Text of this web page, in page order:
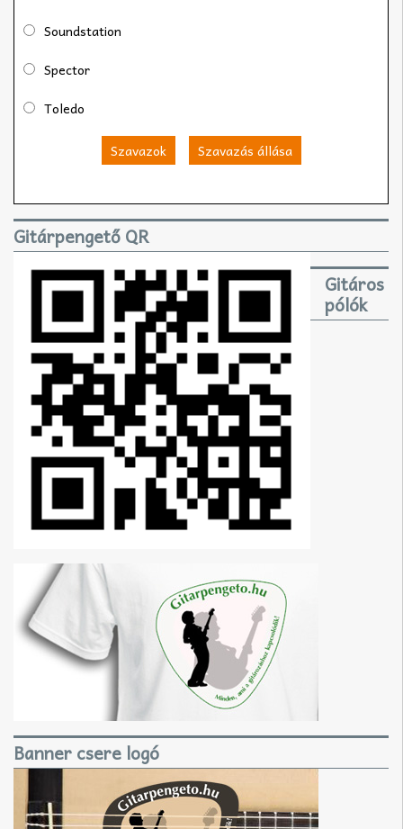
Soundstation
Spector
Toledo
Szavazok Szavazás állása
Gitárpengető QR
Gitáros
pólók
Banner csere logó